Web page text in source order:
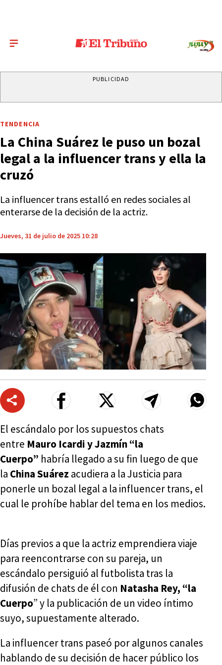
PUBLICIDAD
TENDENCIA
La China Suárez le puso un bozal
legal a la influencer trans y ella la
cruzó
La influencer trans estalló en redes sociales al
enterarse de la decisión de la actriz.
Jueves, 31 de julio de 2025 10:28
El escándalo por los supuestos chats
entre Mauro Icardi y Jazmín “la
Cuerpo” habría llegado a su fin luego de que
la China Suárez acudiera a la Justicia para
ponerle un bozal legal a la influencer trans, el
cual le prohíbe hablar del tema en los medios.
Días previos a que la actriz emprendiera viaje
para reencontrarse con su pareja, un
escándalo persiguió al futbolista tras la
difusión de chats de él con Natasha Rey, “la
Cuerpo” y la publicación de un video íntimo
suyo, supuestamente alterado.
La influencer trans paseó por algunos canales
hablando de su decisión de hacer público los